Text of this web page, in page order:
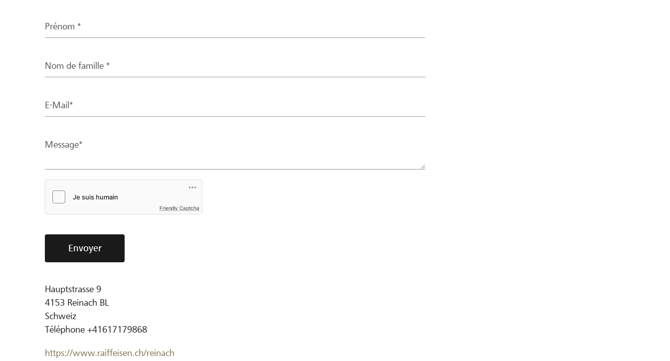
Prénom *
Nom de famille *
E-Mail*
Message*
Friendly Captcha
Envoyer
Hauptstrasse 9
4153 Reinach BL
Schweiz
Téléphone +41617179868
https://www.raiffeisen.ch/reinach